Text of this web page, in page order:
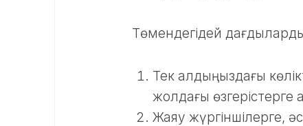
Төмендегідей
Тек алдыңыздағы
жолдағы
Жаяу жүргіншілерге,